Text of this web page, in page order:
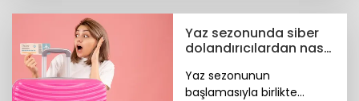
Yaz sezonunda siber
dolandırıcılardan nasıl
Yaz sezonunun
başlamasıyla birlikte